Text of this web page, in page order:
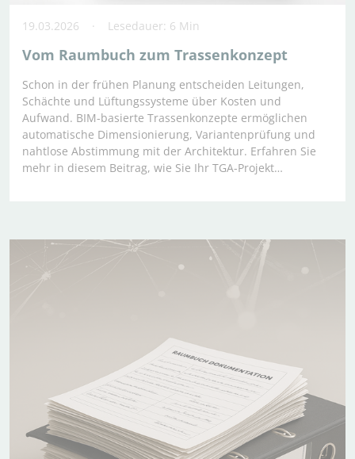
19.03.2026 Lesedauer: 6 Min
Vom Raumbuch zum Trassen­­konzept
Schon in der frühen Planung entscheiden Leitungen,
Schächte und Lüftungssysteme über Kosten und
Aufwand. BIM-basierte Trassenkonzepte ermöglichen
automatische Dimensionierung, Variantenprüfung und
nahtlose Abstimmung mit der Architektur. Erfahren Sie
mehr in diesem Beitrag, wie Sie Ihr TGA-Projekt…